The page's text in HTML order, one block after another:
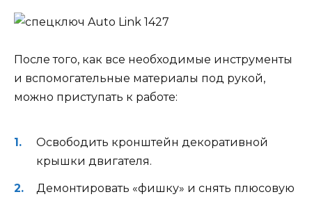
После того, как все необходимые инструменты
и вспомогательные материалы под рукой,
можно приступать к работе:
Освободить кронштейн декоративной
крышки двигателя.
Демонтировать «фишку» и снять плюсовую